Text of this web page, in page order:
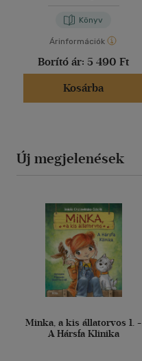
Könyv
Árinformációk
Borító ár: 5 490 Ft
Kosárba
Új megjelenések
Minka, a kis állatorvos 1. -
A Hársfa Klinika